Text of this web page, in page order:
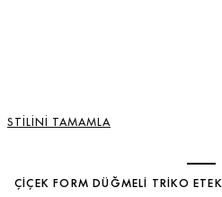
STİLİNİ TAMAMLA
ÇIÇEK FORM DÜĞMELI TRIKO ETEK